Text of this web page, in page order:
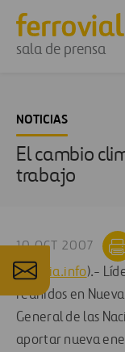
sala de prensa
NOTICIAS
El cambio
trabajo
10 OCT 2007
(comfia.info).-
reunidos en
General de las
aportar nueva